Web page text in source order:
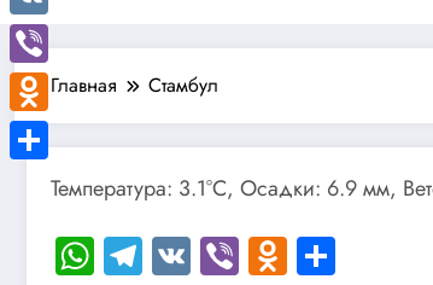
Главная Стамбул
Температура: 3.1°C, Осадки: 6.9 мм,
WhatsApp
Telegram
VKViber
VK
Viber
Odnoklassniki
Отправить